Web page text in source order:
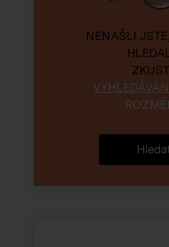
NENAŠLI